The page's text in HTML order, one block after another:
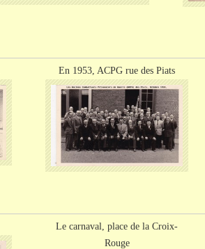
En 1953, ACPG rue des Piats
Le carnaval, place de la Croix-
Rouge